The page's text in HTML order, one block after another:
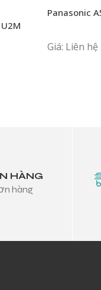
Panasonic
Giá: Liên hệ
HÀNG
hàng